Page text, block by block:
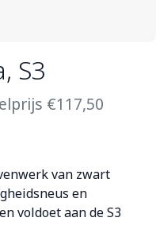
S3
€117,50
van zwart
en
voldoet aan de S3